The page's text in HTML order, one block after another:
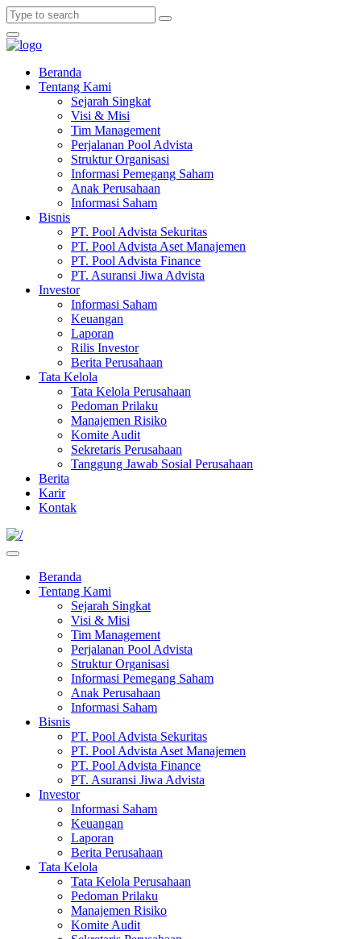
Beranda
Tentang Kami
Sejarah Singkat
Visi & Misi
Tim Management
Perjalanan Pool Advista
Struktur Organisasi
Informasi Pemegang Saham
Anak Perusahaan
Informasi Saham
Bisnis
PT. Pool Advista Sekuritas
PT. Pool Advista Aset Manajemen
PT. Pool Advista Finance
PT. Asuransi Jiwa Advista
Investor
Informasi Saham
Keuangan
Laporan
Rilis Investor
Berita Perusahaan
Tata Kelola
Tata Kelola Perusahaan
Pedoman Prilaku
Manajemen Risiko
Komite Audit
Sekretaris Perusahaan
Tanggung Jawab Sosial Perusahaan
Berita
Karir
Kontak
Beranda
Tentang Kami
Sejarah Singkat
Visi & Misi
Tim Management
Perjalanan Pool Advista
Struktur Organisasi
Informasi Pemegang Saham
Anak Perusahaan
Informasi Saham
Bisnis
PT. Pool Advista Sekuritas
PT. Pool Advista Aset Manajemen
PT. Pool Advista Finance
PT. Asuransi Jiwa Advista
Investor
Informasi Saham
Keuangan
Laporan
Berita Perusahaan
Tata Kelola
Tata Kelola Perusahaan
Pedoman Prilaku
Manajemen Risiko
Komite Audit